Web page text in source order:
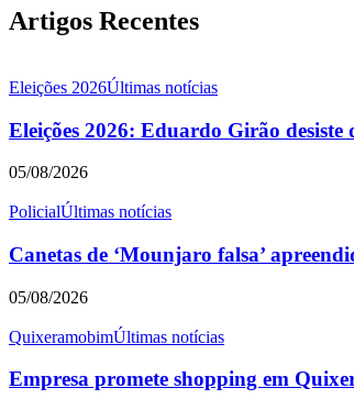
Artigos Recentes
Eleições 2026Últimas notícias
Eleições 2026: Eduardo Girão desiste
05/08/2026
PolicialÚltimas notícias
Canetas de ‘Mounjaro falsa’
05/08/2026
QuixeramobimÚltimas notícias
Empresa promete shopping em